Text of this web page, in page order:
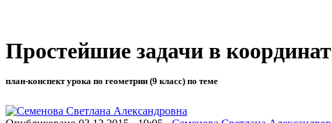
Простейшие задачи в
план-конспект урока по геометрии (9 класс) по теме